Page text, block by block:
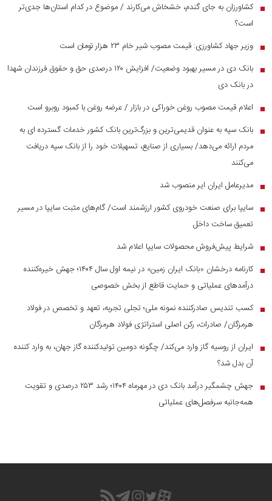
■ کشاورزان به جای گندم، خشخاش می‌کارند / موضوع در کدام استان‌ها جدی‌تر
است؟
■ وزیر جهاد کشاورزی: قیمت مصوب شیر خام ۲۳ هزار تومان است
■
بانک دی در مسیر بهبود وضعیت/ افزایش ۱۲۰ درصدی حق و حقوق فرزندان شهدا
در بانک دی
■ اعلام قیمت مصوب روغن خوراکی در بازار / عرضه روغن با کمبود روبرو است
■ بانک سپه به عنوان قدیمی‌ترین و بزرگ‌ترین بانک کشور خدمات گسترده ای به
مردم ارائه می‌دهد/ بسیاری از صنایع، تسهیلات خود را از بانک سپه دریافت
می‌کنند
■ مدیرعامل ایران ایر منصوب شد
■ سایپا برای صنعت خودروی کشور ارزشمند است/ گام‌های مثبت سایپا در مسیر
تعمیق ساخت داخل
■ شرایط پیش‌فروش محصولات سایپا اعلام شد
■
کارنامه درخشان «بانک ایران زمین» در نیمه اول سال ۱۴۰۴؛ جهش خیره‌کننده
درآمد‌های عملیاتی و حمایت قاطع از بخش خصوصی
■ کسب تندیس صادرکننده نمونه ملی؛ تجلی تجربه، تعهد و تخصص در فولاد
هرمزگان/ صادرات، رکن اصلی استراتژی فولاد هرمزگان
■
ایران از روسیه گاز وارد می‌کند/ چگونه دومین تولیدکننده گاز جهان، به وارد کننده
آن بدل شد؟
■
جهش چشمگیر درآمد بانک دی در مهرماه ۱۴۰۴؛ رشد ۲۵۳ درصدی و تقویت
همه‌جانبه سرفصل‌های عملیاتی